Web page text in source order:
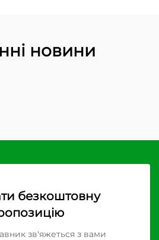
новини
безкоштовну
зв'яжеться з вами